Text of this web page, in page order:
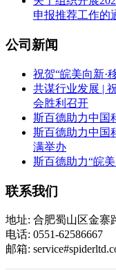
申报推荐工作的
公司新闻
祝贺“皖美向新·
共谋行业发展 |
会胜利召开
斯百德助力中国
斯百德助力中国
满举办
斯百德助力“皖
联系我们
地址: 合肥蜀山区金寨
电话: 0551-62586667
邮箱: